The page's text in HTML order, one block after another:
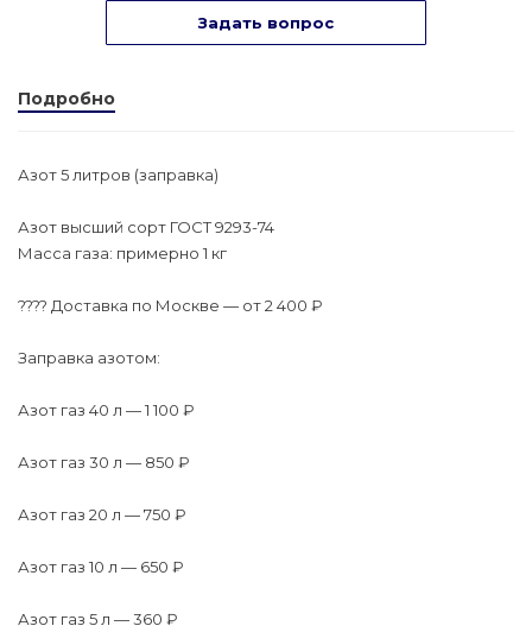
Задать вопрос
Подробно
Азот 5 литров (заправка)
Азот высший сорт ГОСТ 9293-74
Масса газа: примерно 1 кг
???? Доставка по Москве — от 2 400 ₽
Заправка азотом:
Азот газ 40 л — 1 100 ₽
Азот газ 30 л — 850 ₽
Азот газ 20 л — 750 ₽
Азот газ 10 л — 650 ₽
Азот газ 5 л — 360 ₽